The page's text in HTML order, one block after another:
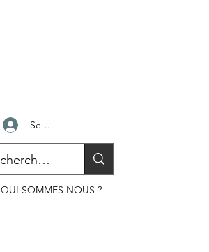
Se connecter
QUI SOMMES NOUS ?